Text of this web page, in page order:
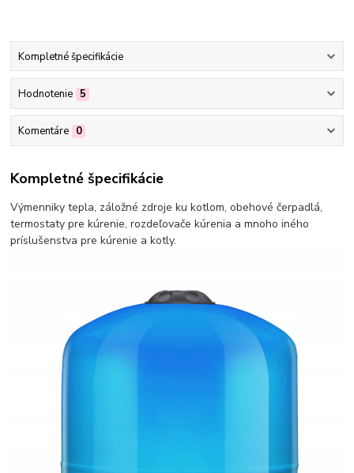
Kompletné špecifikácie
Hodnotenie 5
Komentáre 0
Kompletné špecifikácie
Výmenniky tepla, záložné zdroje ku kotlom, obehové čerpadlá,
termostaty pre kúrenie, rozdeľovače kúrenia a mnoho iného
príslušenstva pre kúrenie a kotly.